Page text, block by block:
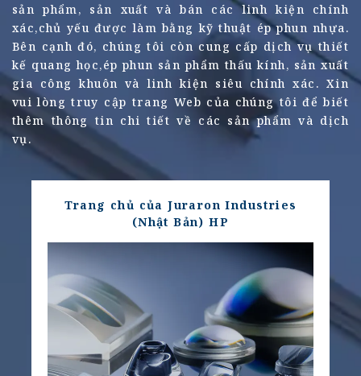
sản phẩm, sản xuất và bán các linh kiện chính
xác,chủ yếu được làm bằng kỹ thuật ép phun nhựa.
Bên cạnh đó, chúng tôi còn cung cấp dịch vụ thiết
kế quang học,ép phun sản phẩm thấu kính, sản xuất
gia công khuôn và linh kiện siêu chính xác. Xin
vui lòng truy cập trang Web của chúng tôi để biết
thêm thông tin chi tiết về các sản phẩm và dịch
vụ.
Trang chủ của Juraron Industries
(Nhật Bản) HP